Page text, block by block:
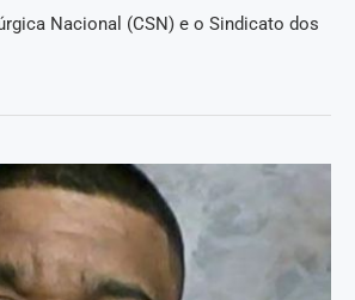
Nacional (CSN) e o Sindicato dos